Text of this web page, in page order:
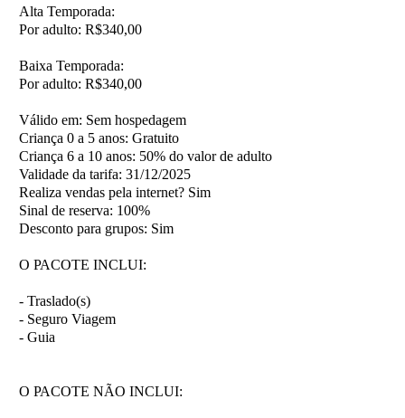
Alta Temporada:
Por adulto: R$340,00
Baixa Temporada:
Por adulto: R$340,00
Válido em: Sem hospedagem
Criança 0 a 5 anos: Gratuito
Criança 6 a 10 anos: 50% do valor de adulto
Validade da tarifa: 31/12/2025
Realiza vendas pela internet? Sim
Sinal de reserva: 100%
Desconto para grupos: Sim
O PACOTE INCLUI:
- Traslado(s)
- Seguro Viagem
- Guia
O PACOTE NÃO INCLUI: